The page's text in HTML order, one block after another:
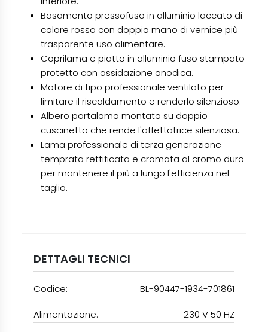
Basamento pressofuso in alluminio laccato di
colore rosso con doppia mano di vernice più
trasparente uso alimentare.
Coprilama e piatto in alluminio fuso stampato
protetto con ossidazione anodica.
Motore di tipo professionale ventilato per
limitare il riscaldamento e renderlo silenzioso.
Albero portalama montato su doppio
cuscinetto che rende l'affettatrice silenziosa.
Lama professionale di terza generazione
temprata rettificata e cromata al cromo duro
per mantenere il più a lungo l'efficienza nel
taglio.
DETTAGLI TECNICI
Codice: BL-90447-1934-701861
Alimentazione: 230 V 50 HZ